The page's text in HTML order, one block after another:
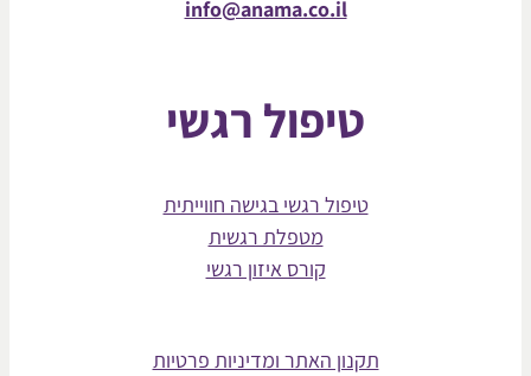
info@anama.co.il
טיפול רגשי
טיפול רגשי בגישה חווייתית
מטפלת רגשית
קורס איזון רגשי
תקנון האתר ומדיניות פרטיות